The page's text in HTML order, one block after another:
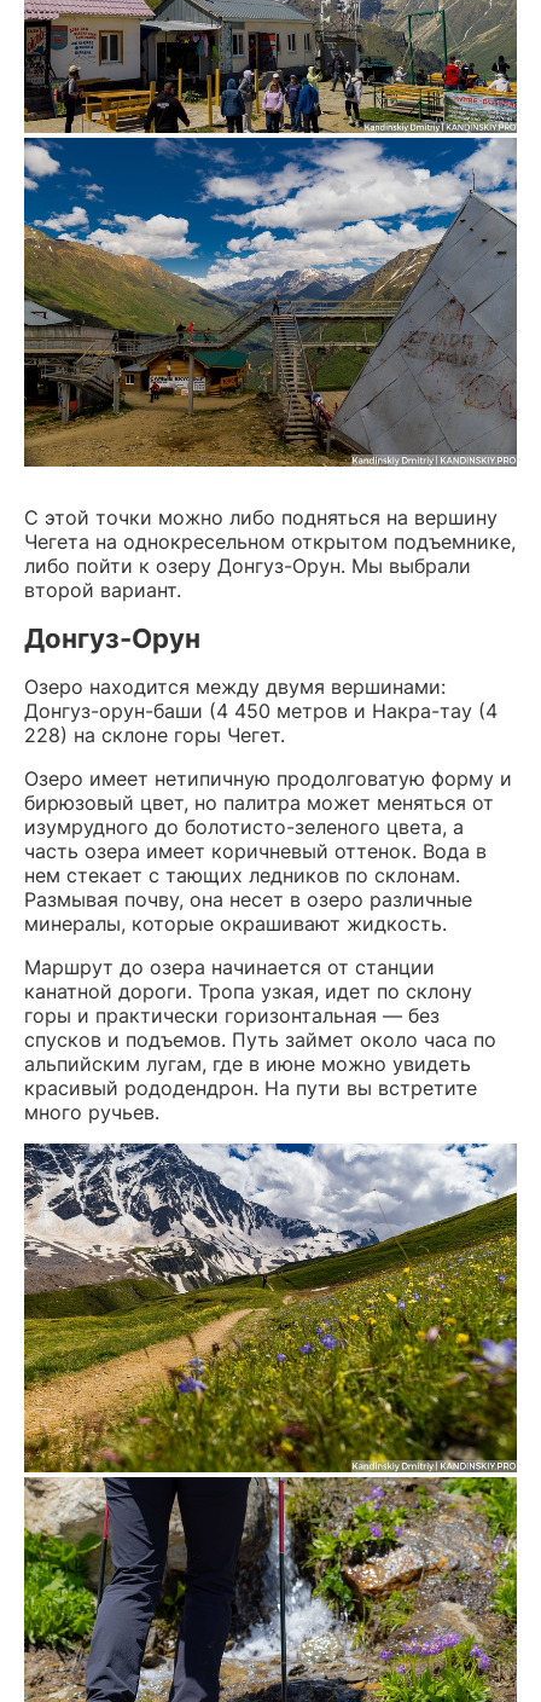
С этой точки можно либо подняться на вершину
Чегета на однокресельном открытом подъемнике,
либо пойти к озеру Донгуз-Орун. Мы выбрали
второй вариант.
Донгуз-Орун
Озеро находится между двумя вершинами:
Донгуз-орун-баши (4 450 метров и Накра-тау (4
228) на склоне горы Чегет.
Озеро имеет нетипичную продолговатую форму и
бирюзовый цвет, но палитра может меняться от
изумрудного до болотисто-зеленого цвета, а
часть озера имеет коричневый оттенок. Вода в
нем стекает с тающих ледников по склонам.
Размывая почву, она несет в озеро различные
минералы, которые окрашивают жидкость.
Маршрут до озера начинается от станции
канатной дороги. Тропа узкая, идет по склону
горы и практически горизонтальная — без
спусков и подъемов. Путь займет около часа по
альпийским лугам, где в июне можно увидеть
красивый рододендрон. На пути вы встретите
много ручьев.